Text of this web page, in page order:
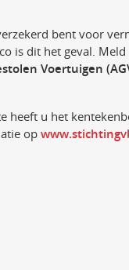
bent voor
is dit het geval.
Voertuigen
heeft u het
op